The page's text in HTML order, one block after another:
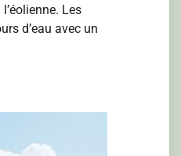
Les
d’eau avec un